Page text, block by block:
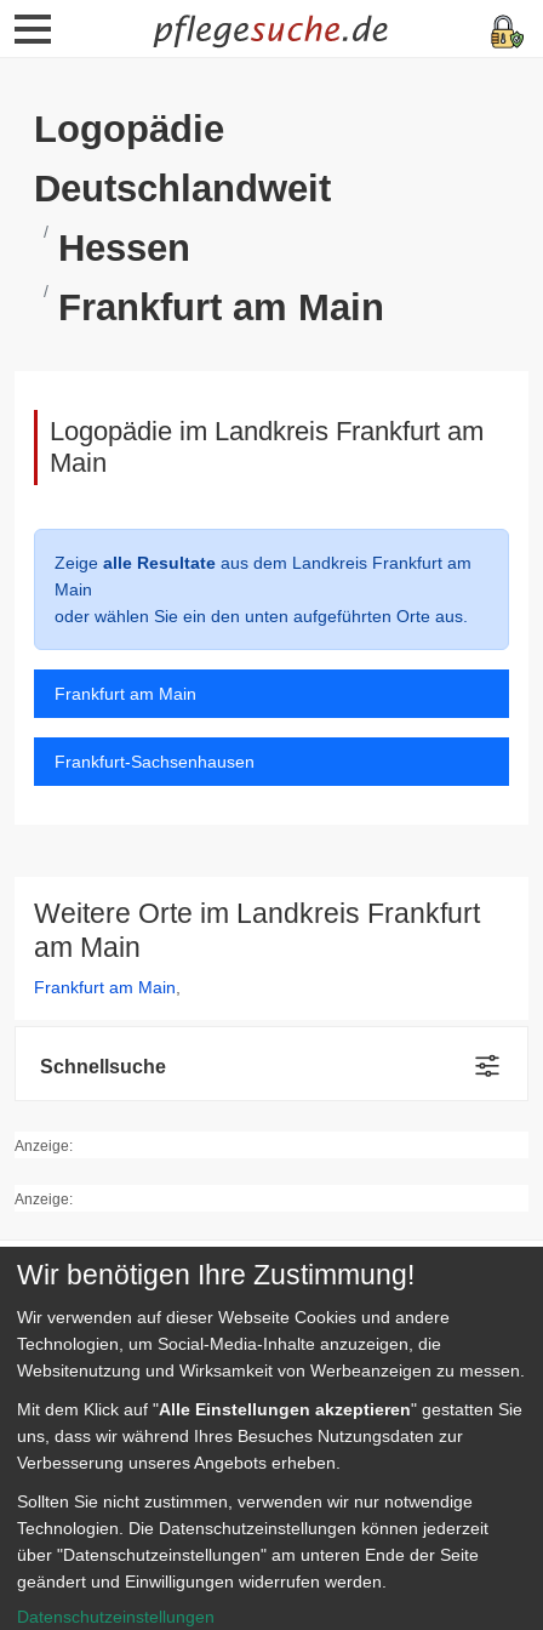
Logopädie
Deutschlandweit
Hessen
Frankfurt am Main
Logopädie im Landkreis Frankfurt am
Main
Zeige alle Resultate aus dem Landkreis Frankfurt am
Main
oder wählen Sie ein den unten aufgeführten Orte aus.
Frankfurt am Main
Frankfurt-Sachsenhausen
Weitere Orte im Landkreis Frankfurt
am Main
Frankfurt am Main
Schnellsuche
Anzeige:
Anzeige:
Kategorien
Service
Wir benötigen Ihre Zustimmung!
Wir verwenden auf dieser Webseite Cookies und andere
Technologien, um Social-Media-Inhalte anzuzeigen, die
Websitenutzung und Wirksamkeit von Werbeanzeigen zu messen.
Mit dem Klick auf "Alle Einstellungen akzeptieren" gestatten Sie
uns, dass wir während Ihres Besuches Nutzungsdaten zur
Verbesserung unseres Angebots erheben.
Sollten Sie nicht zustimmen, verwenden wir nur notwendige
Technologien.
Die Datenschutzeinstellungen können jederzeit
über "Datenschutzeinstellungen" am unteren Ende der Seite
geändert und Einwilligungen widerrufen werden.
Datenschutzeinstellungen